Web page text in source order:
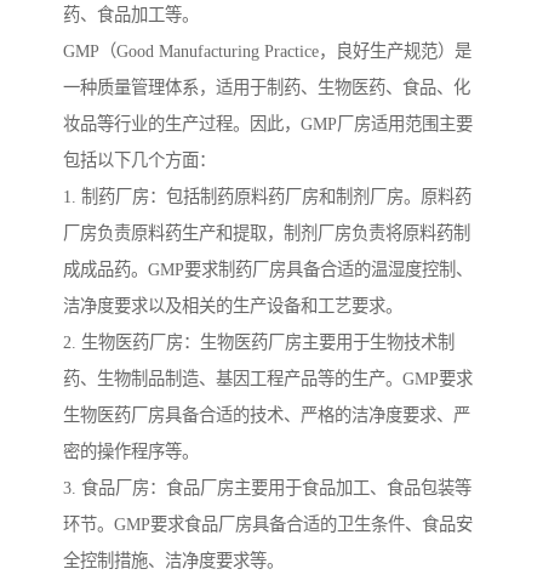
药、食品加工等。
GMP（Good Manufacturing Practice，良好生产规范）是
一种质量管理体系，适用于制药、生物医药、食品、化
妆品等行业的生产过程。因此，GMP厂房适用范围主要
包括以下几个方面：
1. 制药厂房：包括制药原料药厂房和制剂厂房。原料药
厂房负责原料药生产和提取，制剂厂房负责将原料药制
成成品药。GMP要求制药厂房具备合适的温湿度控制、
洁净度要求以及相关的生产设备和工艺要求。
2. 生物医药厂房：生物医药厂房主要用于生物技术制
药、生物制品制造、基因工程产品等的生产。GMP要求
生物医药厂房具备合适的技术、严格的洁净度要求、严
密的操作程序等。
3. 食品厂房：食品厂房主要用于食品加工、食品包装等
环节。GMP要求食品厂房具备合适的卫生条件、食品安
全控制措施、洁净度要求等。